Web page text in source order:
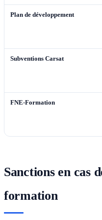
Plan de développement
Subventions Carsat
FNE-Formation
Sanctions en cas
formation